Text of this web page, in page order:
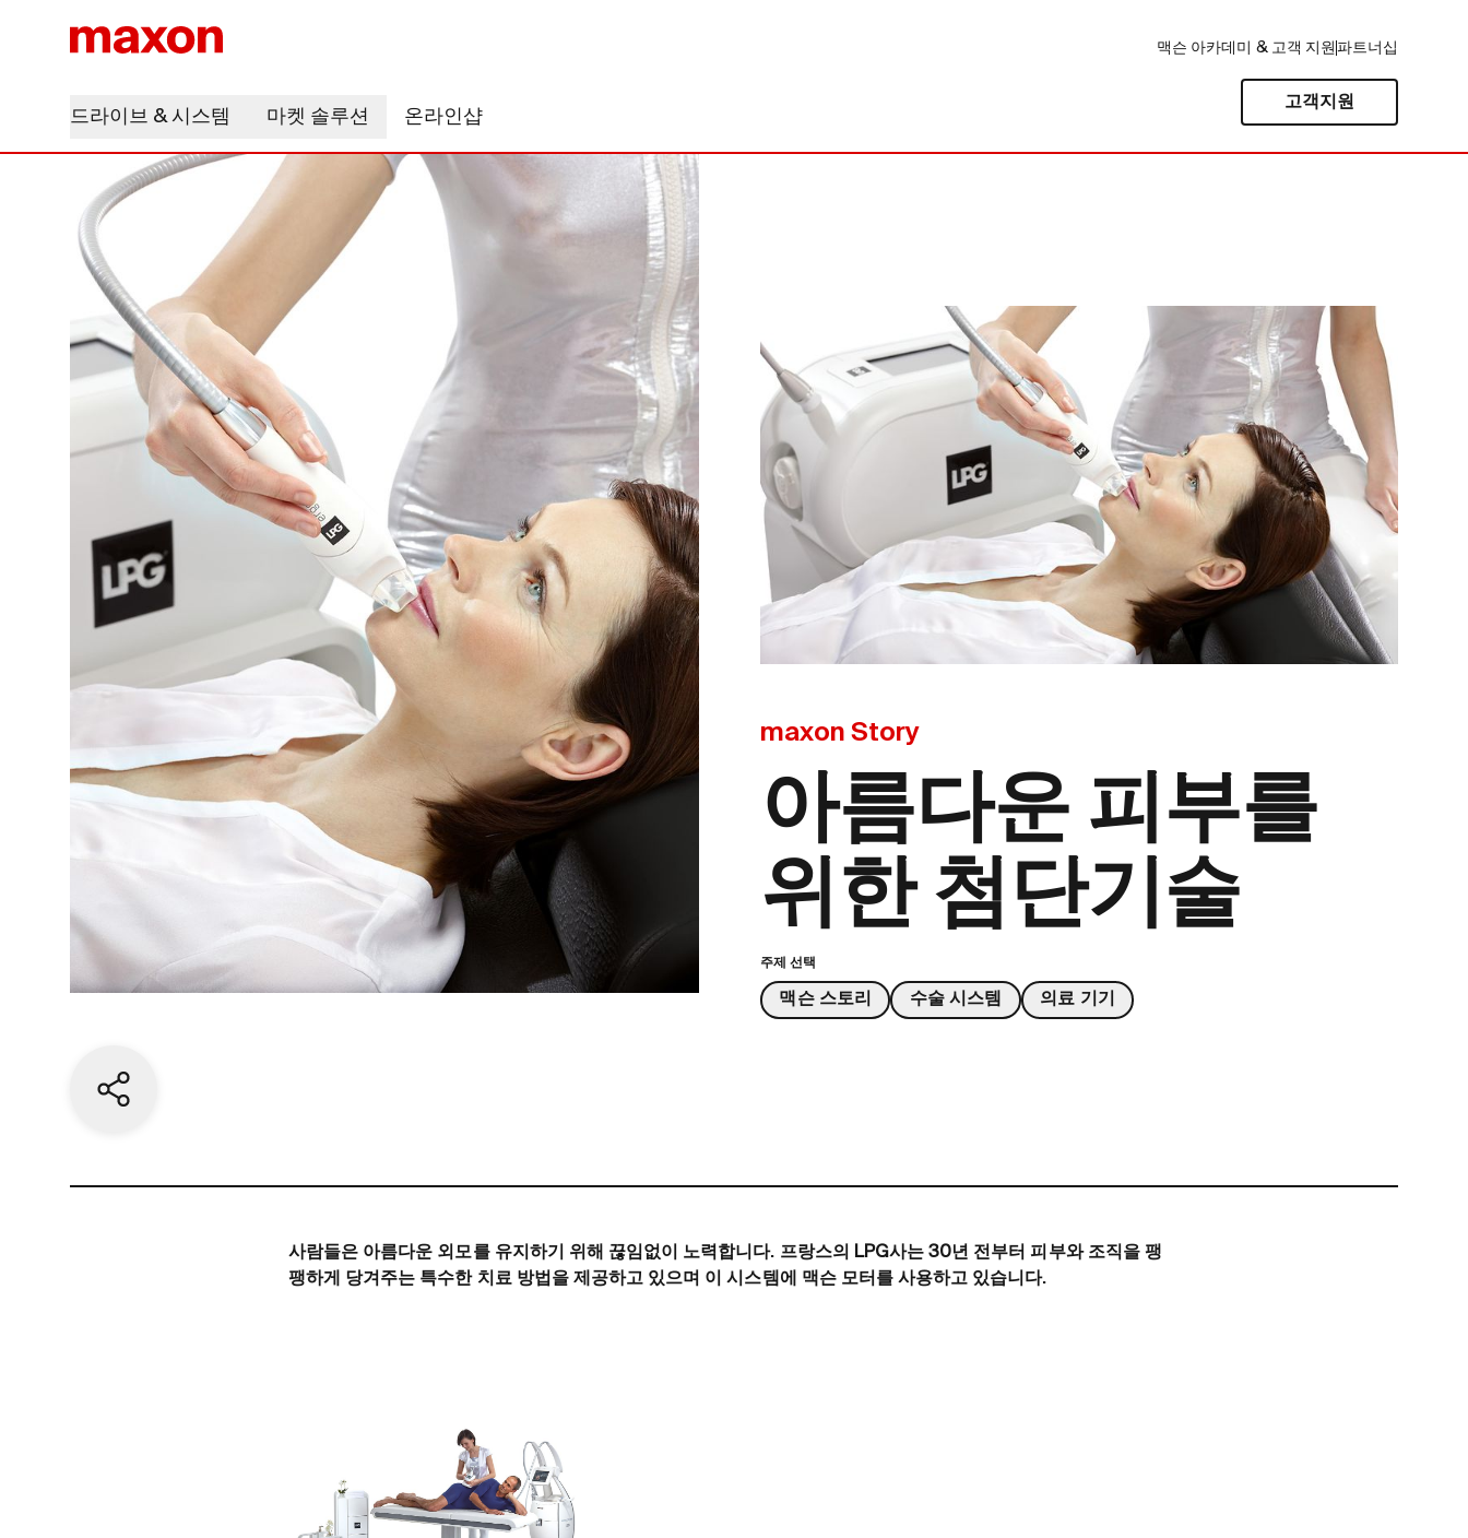
맥슨 아카데미 & 고객 지원 파트너십
드라이브 & 시스템 마켓 솔루션 온라인샵
고객지원
maxon Story
아름다운 피부를
위한 첨단기술
주제 선택
맥슨 스토리 수술 시스템 의료 기기
Share current page
사람들은 아름다운 외모를 유지하기 위해 끊임없이 노력합니다. 프랑스의 LPG사는 30년 전부터 피부와 조직을 팽
팽하게 당겨주는 특수한 치료 방법을 제공하고 있으며 이 시스템에 맥슨 모터를 사용하고 있습니다.